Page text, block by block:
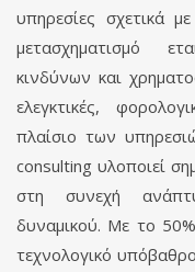
υπηρεσίες σχετικά
μετασχηματισμό
κινδύνων και
ελεγκτικές,
πλαίσιο των
consulting υλοποιεί
στη συνεχή
δυναμικού. Με το
τεχνολογικό